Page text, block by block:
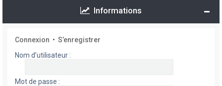
Informations
Connexion • S’enregistrer
Nom d’utilisateur :
Mot de passe :